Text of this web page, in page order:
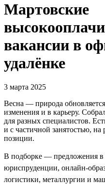
Мартовские
вакансии в
удалёнке
3 марта 2025
Весна — природа
изменения и в карьеру.
для разных специалистов.
и с частичной занятостью,
позиции.
В подборке — предложения в
юриспруденции, онлайн-
логистики, металлургии и